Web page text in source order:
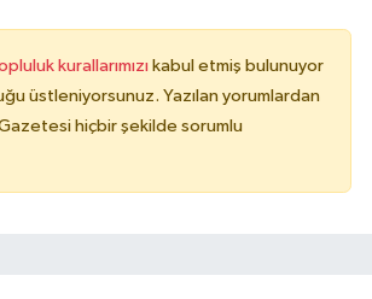
kurallarımızı kabul etmiş bulunuyor
üstleniyorsunuz. Yazılan yorumlardan
hiçbir şekilde sorumlu